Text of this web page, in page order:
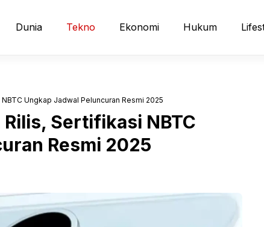
Dunia Tekno Ekonomi Hukum
Ungkap Jadwal Peluncuran Resmi 2025
Sertifikasi NBTC
Resmi 2025